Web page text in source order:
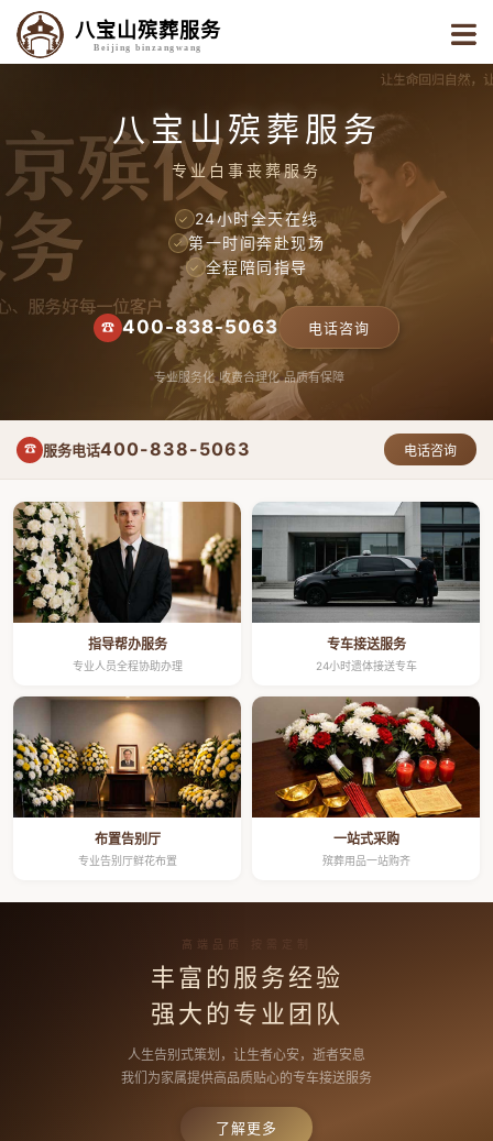
八宝山殡葬服务
Beijing binzangwang
八宝山殡葬服务
专业白事丧葬服务
✓ 24小时全天在线
✓ 第一时间奔赴现场
✓ 全程陪同指导
☎ 400-838-5063 电话咨询
专业服务化 收费合理化 品质有保障
☎ 服务电话400-838-5063 电话咨询
指导帮办服务
专业人员全程协助办理
专车接送服务
24小时遗体接送专车
布置告别厅
专业告别厅鲜花布置
一站式采购
殡葬用品一站购齐
高端品质 按需定制
丰富的服务经验
强大的专业团队
人生告别式策划，让生者心安，逝者安息
我们为家属提供高品质贴心的专车接送服务
了解更多